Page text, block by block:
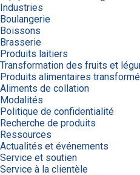
Industries
Boulangerie
Boissons
Brasserie
Produits laitiers
Transformation des fruits et
Produits alimentaires
Aliments de collation
Modalités
Politique de confidentialité
Recherche de produits
Ressources
Actualités et événements
Service et soutien
Service à la clientèle